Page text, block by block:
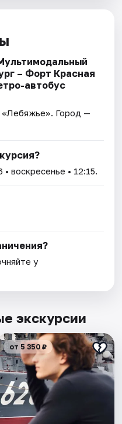
– Форт Красная
автобус
«Лебяжье». Город —
• воскресенье • 12:15.
у
экскурсии
от 5 350 ₽